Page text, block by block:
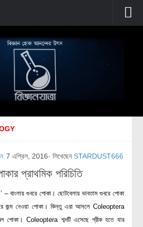
7 এপ্রিল, 2016· লিখেছেন STARDUST666
প্রাথমিক পরিচিতি
– বাংলায় গুবরে পোকা। ছোটবেলায় ভাবতাম গুবরে পোকা
জন্ম নেওয়া পোকা। কিন্তু এরা আসলে Coleoptera
পোকা। Coleoptera শব্দটি এসেছে গ্রীক হতে যার